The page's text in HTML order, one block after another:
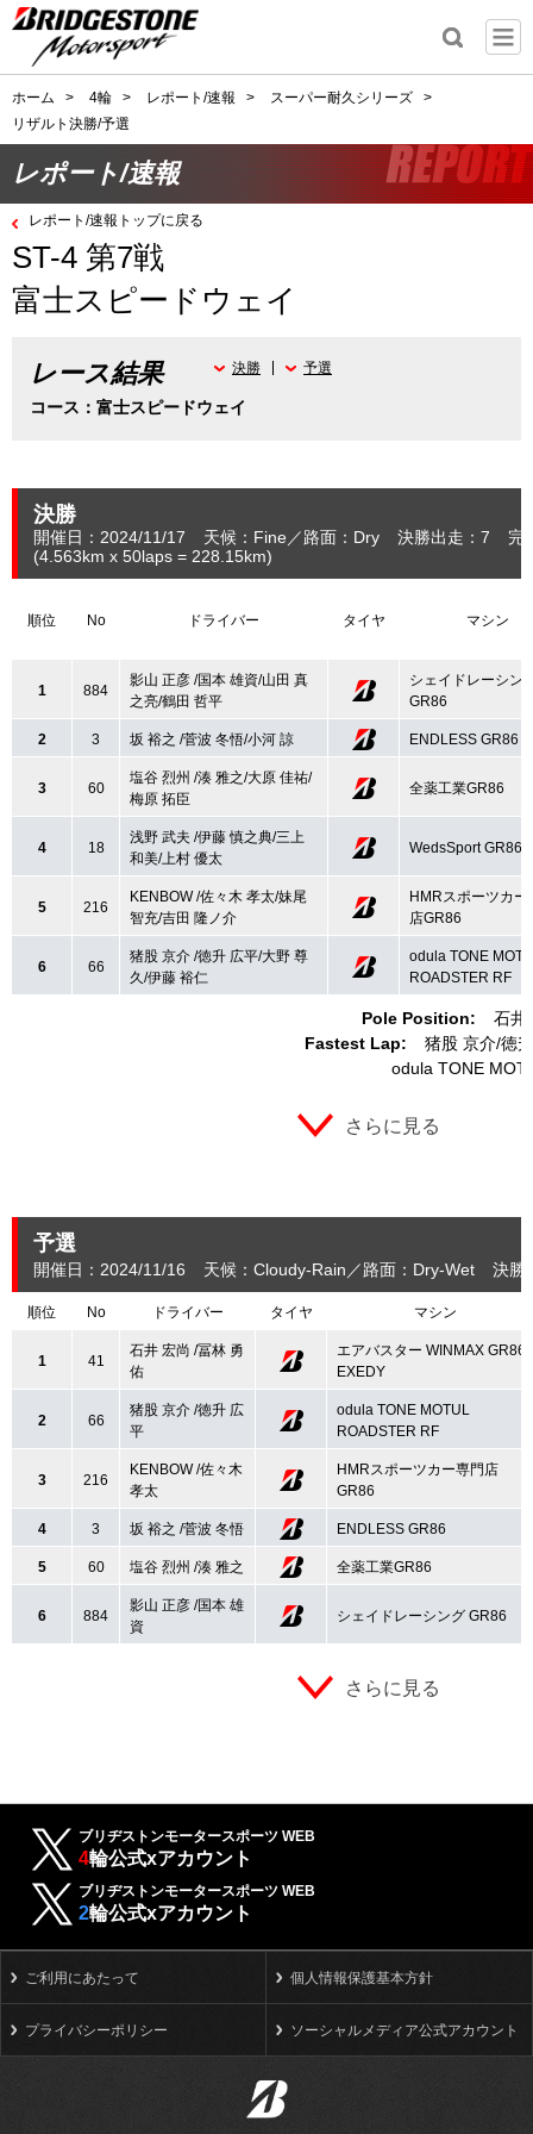
ホーム > 4輪 > レポート/速報 > スーパー耐久シリーズ
>
リザルト決勝/予選
レポート/速報
レポート/速報トップに戻る
ST-4 第7戦
富士スピードウェイ
レース結果
コース：富士スピードウェイ
決勝 予選
決勝
開催日：2024/11/17 天候：Fine 路面：Dry 決勝出走：7
完
(4.563km x 50laps = 228.15km)
順位 No ドライバー タイヤ マシン
Pole Position:
石井
Fastest Lap:
猪股 京介 徳
odula TONE
1 884
影山 正彦 /国本 雄資/山田 真
之亮/鶴田 哲平
シェイドレーシン
GR86
2 3 坂 裕之 /菅波 冬悟/小河 諒 ENDLESS GR86
3 60
塩谷 烈州 /湊 雅之/大原 佳祐/
梅原 拓臣
全薬工業GR86
4 18
浅野 武夫 /伊藤 慎之典/三上
和美/上村 優太
WedsSport GR86
5 216
KENBOW /佐々木 孝太/妹尾
智充/吉田 隆ノ介
HMRスポーツカー
店GR86
6 66
猪股 京介 /徳升 広平/大野 尊
久/伊藤 裕仁
odula TONE
ROADSTER RF
さらに見る
予選
開催日：2024/11/16 天候：Cloudy-Rain 路面：Dry-Wet 決勝
順位 No ドライバー タイヤ マシン
1 41
石井 宏尚 /冨林 勇
佑
エアバスター WINMAX GR86
EXEDY
2 66
猪股 京介 /徳升 広
平
odula TONE MOTUL
ROADSTER RF
3 216
KENBOW /佐々木
孝太
HMRスポーツカー専門店
GR86
4 3 坂 裕之 /菅波 冬悟 ENDLESS GR86
5 60 塩谷 烈州 /湊 雅之 全薬工業GR86
6 884
影山 正彦 /国本 雄
資
シェイドレーシング GR86
さらに見る
ブリヂストンモータースポーツ WEB
4輪公式xアカウント
ブリヂストンモータースポーツ WEB
2輪公式xアカウント
ご利用にあたって 個人情報保護基本方針
プライバシーポリシー ソーシャルメディア公式アカウント